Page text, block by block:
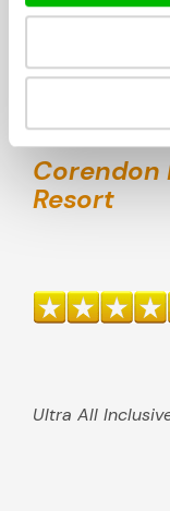
Corendon
Resort
Ultra All